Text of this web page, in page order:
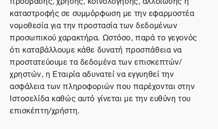
καταστροφής σε συμμόρφωση με την εφαρμοστέα
νομοθεσία για την προστασία των δεδομένων
προσωπικού χαρακτήρα. Ωστόσο, παρά το γεγονός
ότι καταβάλλουμε κάθε δυνατή προσπάθεια να
προστατεύουμε τα δεδομένα των επισκεπτών/
χρηστών, η Εταιρία αδυνατεί να εγγυηθεί την
ασφάλεια των πληροφοριών που παρέχονται στην
Ιστοσελίδα καθώς αυτό γίνεται με την ευθύνη του
επισκέπτη/χρήστη.